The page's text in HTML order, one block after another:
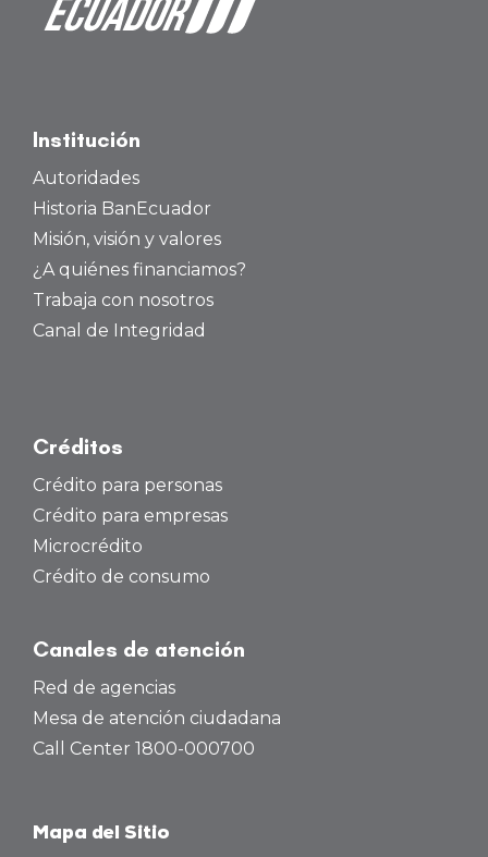
Institución
Autoridades
Historia BanEcuador
Misión, visión y valores
¿A quiénes financiamos?
Trabaja con nosotros
Canal de Integridad
Créditos
Crédito para personas
Crédito para empresas
Microcrédito
Crédito de consumo
Canales de atención
Red de agencias
Mesa de atención ciudadana
Call Center 1800-000700
Mapa del Sitio